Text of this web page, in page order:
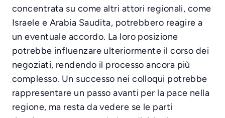
concentrata su come altri attori regionali, come
Israele e Arabia Saudita, potrebbero reagire a
un eventuale accordo. La loro posizione
potrebbe influenzare ulteriormente il corso dei
negoziati, rendendo il processo ancora più
complesso. Un successo nei colloqui potrebbe
rappresentare un passo avanti per la pace nella
regione, ma resta da vedere se le parti